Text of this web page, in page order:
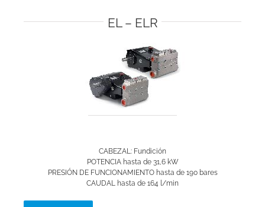
EL – ELR
CABEZAL: Fundición
POTENCIA hasta de 31,6 kW
PRESIÓN DE FUNCIONAMIENTO hasta de 190 bares
CAUDAL hasta de 164 l/min